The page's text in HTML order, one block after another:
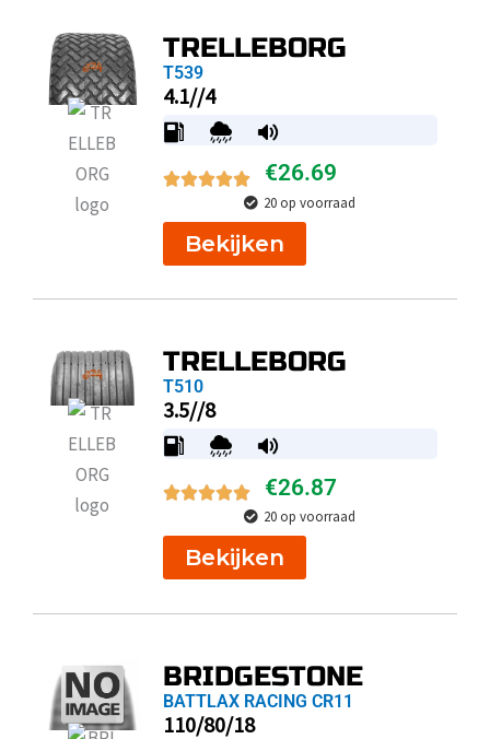
TRELLEBORG
T539
4.1//4
€26.69
20 op voorraad
Bekijken
TRELLEBORG
T510
3.5//8
€26.87
20 op voorraad
Bekijken
BRIDGESTONE
BATTLAX RACING CR11
110/80/18